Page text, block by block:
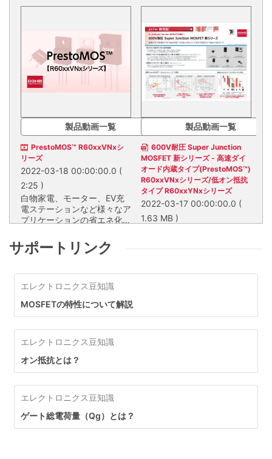
製品動画一覧
PrestoMOS™ R60xxVNxシ
リーズ
2022-03-18 00:00:00.0 (
2:25 )
白物家電、モーター、EV充
電ステーションなど様々なア
プリケーションの省エネ化に
テーションなど様々なアプリケー
ションの省エネ化に貢献できま
SUPERJUNCTION MOSFET
製品動画一覧
600V耐圧 Super Junction
MOSFET 新シリーズ - 高速ダイ
オード内蔵タイプ(PrestoMOS™)
R60xxVNxシリーズ/低オン抵抗
タイプ R60xxYNxシリーズ
2022-03-17 00:00:00.0 (
1.63 MB )
MOSFETが進化！
サポートリンク
エレクトロニクス豆知識
MOSFETの特性について解説
エレクトロニクス豆知識
オン抵抗とは？
エレクトロニクス豆知識
ゲート総電荷量（Qg）とは？